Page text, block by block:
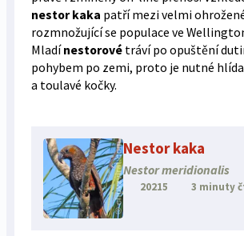
nestor kaka patří mezi velmi
rozmnožující se populace ve
Mladínestorovétráví po opuštění
pohybem po zemi, proto je nutné
a toulavé kočky.
Nestor kaka
Nestor meridionalis
20215 3 minuty